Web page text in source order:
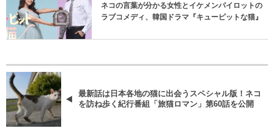
ネコの言葉が分かる女性とイケメンパイロットの
ラブコメディ、韓国ドラマ『キューピットな猫』
最新話は日本各地の猫に出会うスペシャル版！ネコ
を訪ね歩く紀行番組「旅猫ロマン」第60話を公開